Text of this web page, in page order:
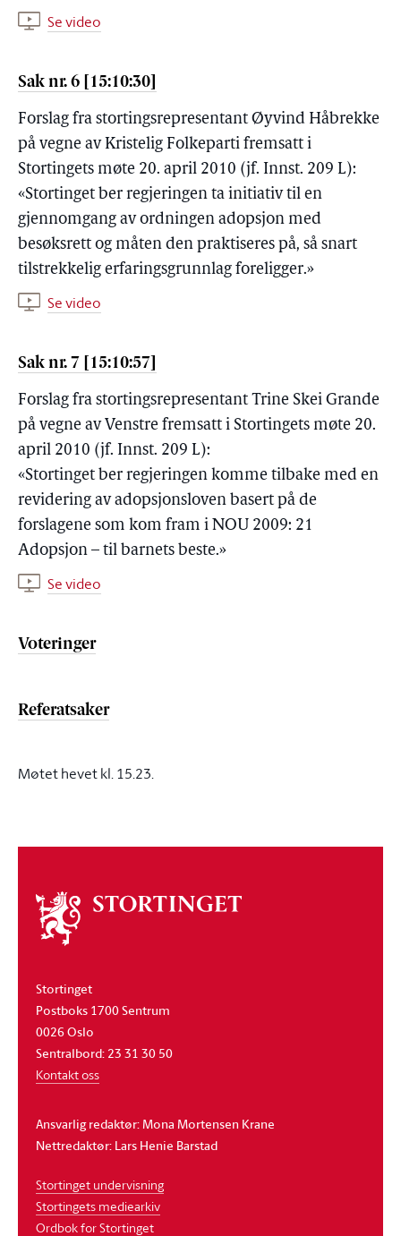
Se video
Sak nr. 6 [15:10:30]
Forslag fra stortingsrepresentant Øyvind Håbrekke
på vegne av Kristelig Folkeparti fremsatt i
Stortingets møte 20. april 2010 (jf. Innst. 209 L):
«Stortinget ber regjeringen ta initiativ til en
gjennomgang av ordningen adopsjon med
besøksrett og måten den praktiseres på, så snart
tilstrekkelig erfaringsgrunnlag foreligger.»
Se video
Sak nr. 7 [15:10:57]
Forslag fra stortingsrepresentant Trine Skei Grande
på vegne av Venstre fremsatt i Stortingets møte 20.
april 2010 (jf. Innst. 209 L):
«Stortinget ber regjeringen komme tilbake med en
revidering av adopsjonsloven basert på de
forslagene som kom fram i NOU 2009: 21
Adopsjon – til barnets beste.»
Se video
Voteringer
Referatsaker
Møtet hevet kl. 15.23.
Om
stortinget
Stortinget
Postboks 1700 Sentrum
0026 Oslo
Sentralbord: 23 31 30 50
Kontakt oss
Ansvarlig redaktør: Mona Mortensen Krane
Nettredaktør: Lars Henie Barstad
Stortinget undervisning
Stortingets mediearkiv
Ordbok for Stortinget